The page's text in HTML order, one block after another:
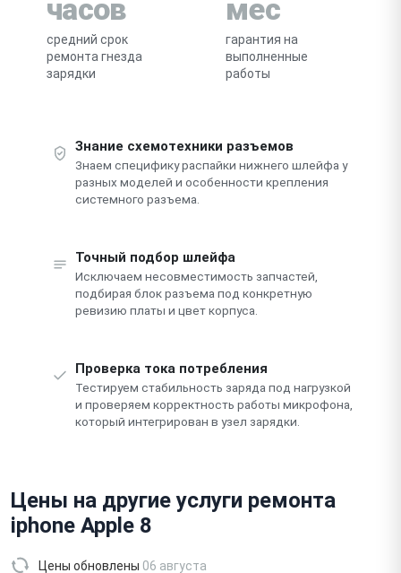
часов
средний срок
ремонта гнезда
зарядки
мес
гарантия на
выполненные
работы
Знание схемотехники разъемов
Знаем специфику распайки нижнего шлейфа у
разных моделей и особенности крепления
системного разъема.
Точный подбор шлейфа
Исключаем несовместимость запчастей,
подбирая блок разъема под конкретную
ревизию платы и цвет корпуса.
Проверка тока потребления
Тестируем стабильность заряда под нагрузкой
и проверяем корректность работы микрофона,
который интегрирован в узел зарядки.
Цены на другие услуги ремонта
iphone Apple 8
Цены обновлены 06 августа